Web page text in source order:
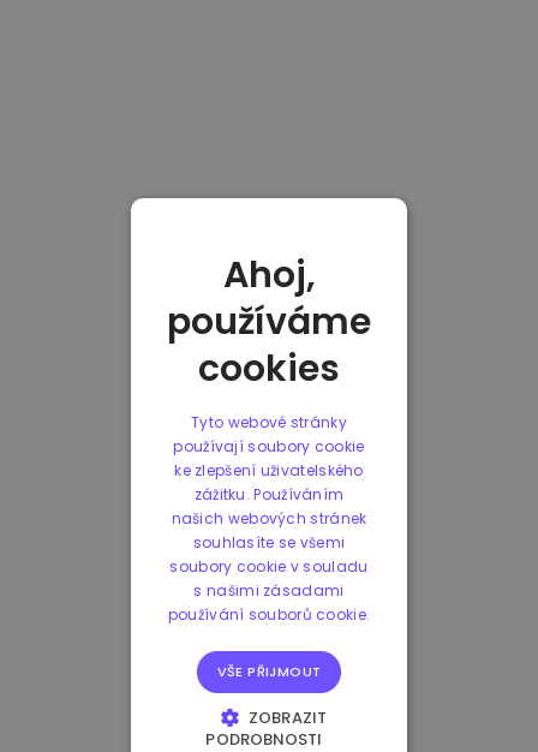
Ahoj,
používáme
cookies
Tyto webové stránky
používají soubory cookie
ke zlepšení uživatelského
zážitku. Používáním
našich webových stránek
souhlasíte se všemi
soubory cookie v souladu
s našimi zásadami
používání souborů cookie.
VŠE PŘIJMOUT
ZOBRAZIT
PODROBNOSTI